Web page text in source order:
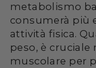
metabolismo
consumerà più
attività fisica.
peso, è
muscolare per